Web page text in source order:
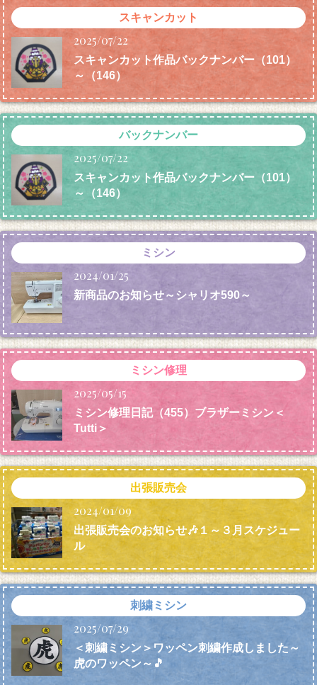
スキャンカット
2025/07/22
スキャンカット作品バックナンバー（101）
～（146）
バックナンバー
2025/07/22
スキャンカット作品バックナンバー（101）
～（146）
ミシン
2024/01/25
新商品のお知らせ～シャリオ590～
ミシン修理
2025/05/15
ミシン修理日記（455）ブラザーミシン＜
Tutti＞
出張販売会
2024/01/09
出張販売会のお知らせ🎶１～３月スケジュー
ル
刺繍ミシン
2025/07/29
＜刺繍ミシン＞ワッペン刺繍作成しました～
虎のワッペン～🎵